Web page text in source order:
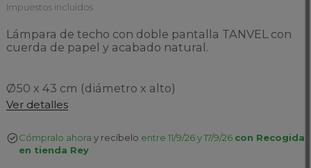
Impuestos incluidos
Lámpara de techo con doble pantalla TANVEL con
cuerda de papel y acabado natural.
Ø50 x 43 cm (diámetro x alto)
Ver detalles
Cómpralo ahora y recíbelo entre 11/9/26 y 17/9/26 con Recogida
en tienda Rey